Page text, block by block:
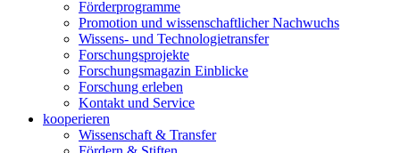
Förderprogramme
Promotion und wissenschaftlicher Nachwuchs
Wissens- und Technologietransfer
Forschungsprojekte
Forschungsmagazin Einblicke
Forschung erleben
Kontakt und Service
kooperieren
Wissenschaft & Transfer